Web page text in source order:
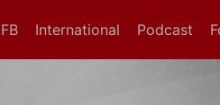
International Podcast